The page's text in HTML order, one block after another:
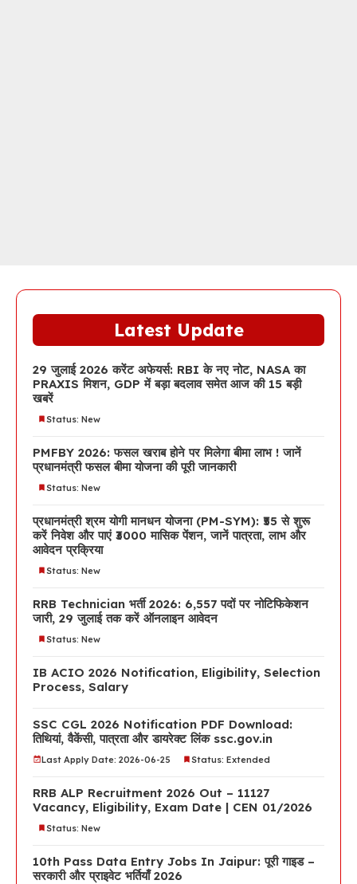
Latest Update
29 जुलाई 2026 करेंट अफेयर्स: RBI के नए नोट, NASA का
PRAXIS मिशन, GDP में बड़ा बदलाव समेत आज की 15 बड़ी
खबरें
Status: New
PMFBY 2026: फसल खराब होने पर मिलेगा बीमा लाभ ! जानें
प्रधानमंत्री फसल बीमा योजना की पूरी जानकारी
Status: New
प्रधानमंत्री श्रम योगी मानधन योजना (PM-SYM): ₹55 से शुरू
करें निवेश और पाएं ₹3000 मासिक पेंशन, जानें पात्रता, लाभ और
आवेदन प्रक्रिया
Status: New
RRB Technician भर्ती 2026: 6,557 पदों पर नोटिफिकेशन
जारी, 29 जुलाई तक करें ऑनलाइन आवेदन
Status: New
IB ACIO 2026 Notification, Eligibility, Selection
Process, Salary
SSC CGL 2026 Notification PDF Download:
तिथियां, वैकेंसी, पात्रता और डायरेक्ट लिंक ssc.gov.in
Last Apply Date: 2026-06-25 Status: Extended
RRB ALP Recruitment 2026 Out – 11127
Vacancy, Eligibility, Exam Date | CEN 01/2026
Status: New
10th Pass Data Entry Jobs In Jaipur: पूरी गाइड –
सरकारी और प्राइवेट भर्तियाँ 2026